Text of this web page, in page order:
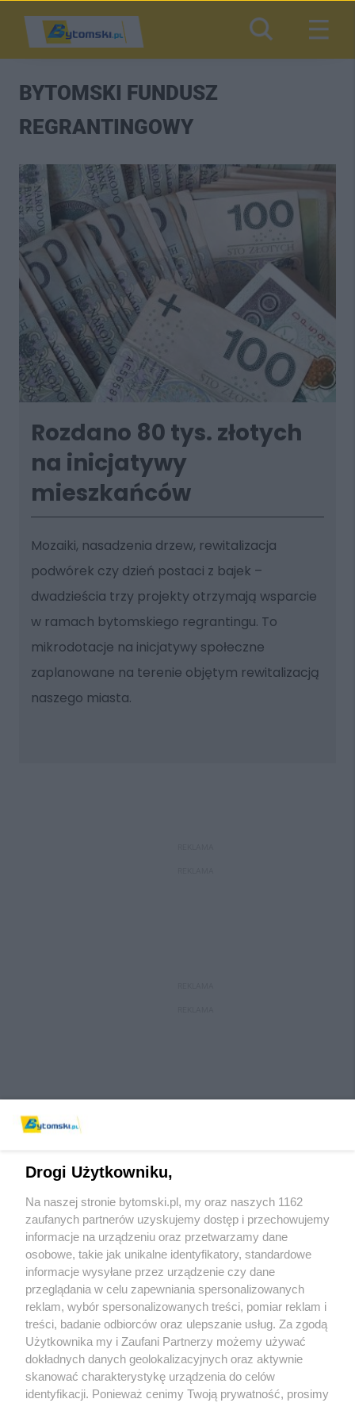
BYTOMSKI FUNDUSZ
REGRANTINGOWY
Rozdano 80 tys. złotych
na inicjatywy
mieszkańców
Mozaiki, nasadzenia drzew, rewitalizacja
podwórek czy dzień postaci z bajek –
dwadzieścia trzy projekty otrzymają wsparcie
w ramach bytomskiego regrantingu. To
mikrodotacje na inicjatywy społeczne
zaplanowane na terenie objętym rewitalizacją
naszego miasta.
Wydawca mediów lokalnych
Nie zapomnij
zapoznać się z:
polityką prywatności regulamin korzystania z portali
Twojemiasto
Piekary Śląskie
Chorzów
Tarnowskie Góry
Skontaktuj sięz nami
Kontakt
Wydawca
Pogoda
Drogi Użytkowniku,
Na naszej stronie bytomski.pl, my oraz naszych 1162
zaufanych partnerów uzyskujemy dostęp i przechowujemy
informacje na urządzeniu oraz przetwarzamy dane
osobowe, takie jak unikalne identyfikatory, standardowe
informacje wysyłane przez urządzenie czy dane
przeglądania w celu zapewniania spersonalizowanych
reklam, wybór spersonalizowanych treści, pomiar reklam i
treści, badanie odbiorców oraz ulepszanie usług. Za zgodą
Użytkownika my i Zaufani Partnerzy możemy używać
dokładnych danych geolokalizacyjnych oraz aktywnie
skanować charakterystykę urządzenia do celów
identyfikacji. Ponieważ cenimy Twoją prywatność, prosimy